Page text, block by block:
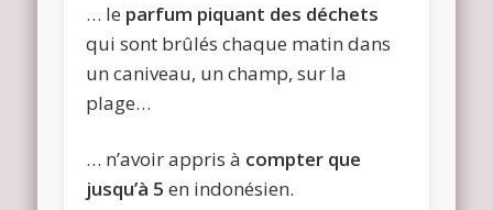
… le parfum piquant des déchets
qui sont brûlés chaque matin dans
un caniveau, un champ, sur la
plage…
… n’avoir appris à compter que
jusqu’à 5 en indonésien.